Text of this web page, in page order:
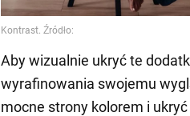
Aby wizualnie ukryć te
wyrafinowania swojemu
mocne strony kolorem i